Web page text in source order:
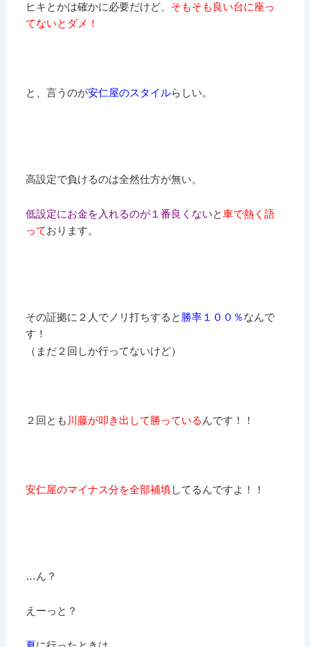
ヒキとかは確かに必要だけど、 そもそも良い台に座っ
てないとダメ！
と、言うのが安仁屋のスタイルらしい。
高設定で負けるのは全然仕方が無い。
低設定にお金を入れるのが１番良くないと車で熱く語
っております。
その証拠に２人でノリ打ちすると 勝率１００％なんで
す！
（まだ２回しか行ってないけど）
２回とも 川藤が叩き出して勝っている んです！！
安仁屋のマイナス分を全部補填してるんですよ！！
…ん？
えーっと？